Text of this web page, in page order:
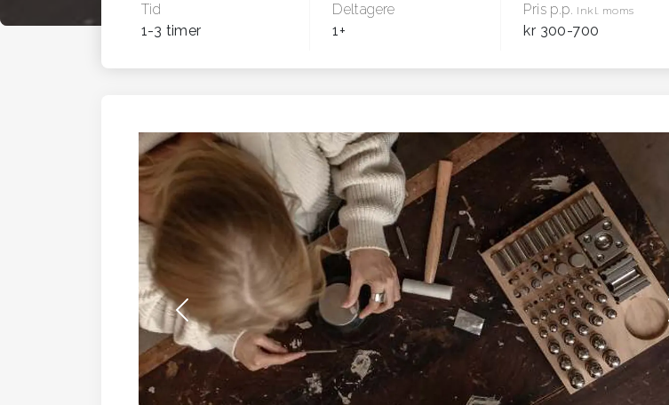
Tid
1-3 timer
Deltagere
1+
Pris p.p. Inkl. moms
kr 300-700
Forrige